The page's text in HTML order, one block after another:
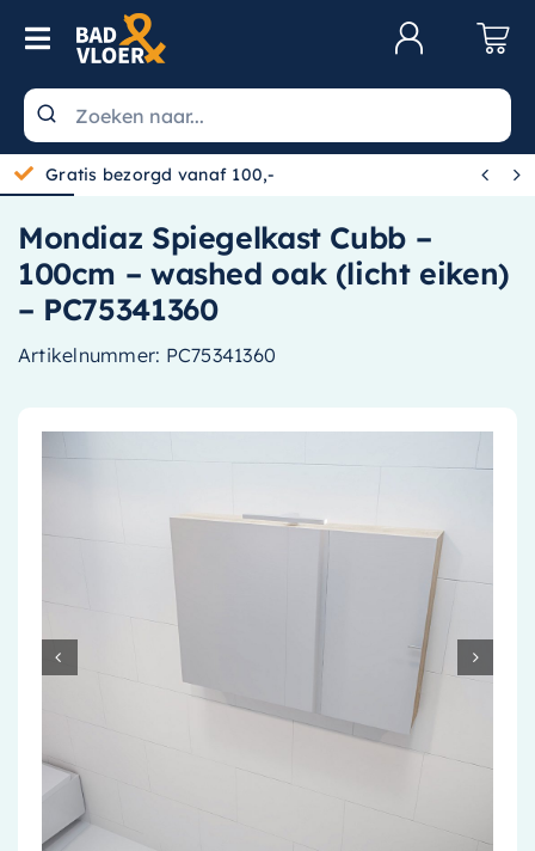
Skip to content
Toggle Navigation
Wastafels
Spiegels
Kranen
Douche
Accessoires
Installatiemateriaal
Klimaatbeheersing
Gratis bezorgd vanaf 100,-  
Mondiaz Spiegelkast Cubb –
100cm – washed oak (licht eiken)
– PC75341360
Artikelnummer: PC75341360